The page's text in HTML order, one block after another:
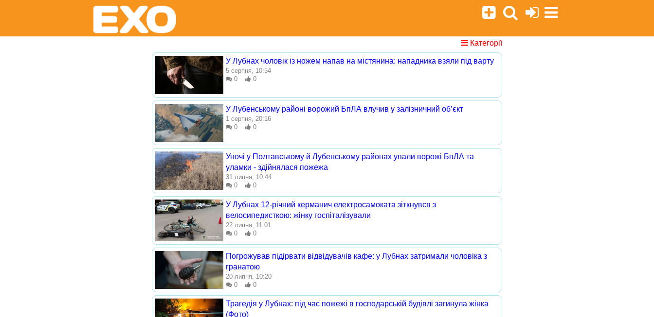
Категорії
У Лубнах чоловік із ножем напав на містянина: нападника взяли під варту
5 серпня, 10:54
0
0
У Лубенському районі ворожий БпЛА влучив у залізничний об’єкт
1 серпня, 20:16
0
0
Уночі у Полтавському й Лубенському районах упали ворожі БпЛА та
уламки - здійнялася пожежа
31 липня, 10:44
0
0
У Лубнах 12-річний керманич електросамоката зіткнувся з
велосипедисткою: жінку госпіталізували
22 липня, 11:01
0
0
Погрожував підірвати відвідувачів кафе: у Лубнах затримали чоловіка з
гранатою
20 липня, 10:20
0
0
Трагедія у Лубнах: під час пожежі в господарській будівлі загинула жінка
(Фото)